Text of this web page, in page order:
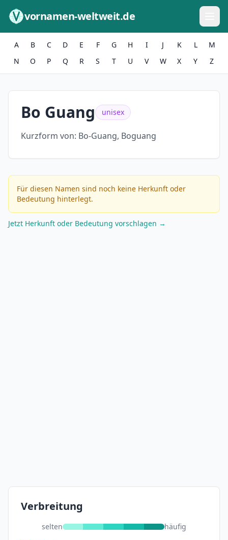
vornamen-weltweit.de
A B C D E F G H I J K L
M
N
O P Q R S T U V W X Y Z
Bo Guang unisex
Kurzform von: Bo-Guang, Boguang
Für diesen Namen sind noch keine Herkunft oder
Bedeutung hinterlegt.
Jetzt Herkunft oder Bedeutung vorschlagen →
Verbreitung
selten häufig